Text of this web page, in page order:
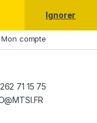
Mon compte
71 15 75
Ignorer